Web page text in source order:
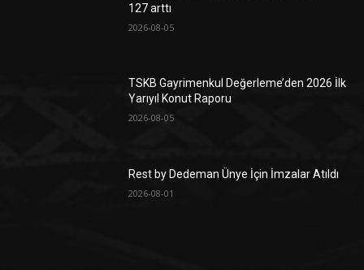
127 arttı
2026-08-05
TSKB Gayrimenkul Değerleme’den 2026 İlk
Yarıyıl Konut Raporu
2026-08-05
Rest by Dedeman Ünye İçin İmzalar Atıldı
2026-08-01